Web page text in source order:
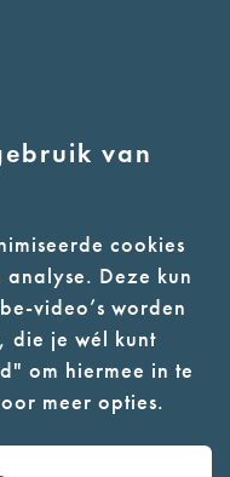
van
cookies
Deze kun
video’s worden
die je wél kunt
om hiermee in te
meer opties.
of in de
grond)